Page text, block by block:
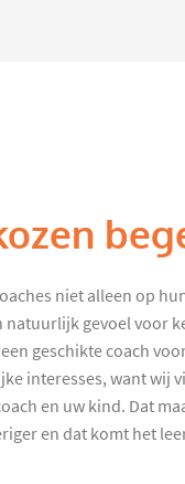
niet alleen op
natuurlijk gevoel voor
geschikte coach
interesses, want wij
en uw kind. Dat
en dat komt het